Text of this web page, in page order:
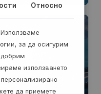
Относно
за да осигурим
използването
да приемете